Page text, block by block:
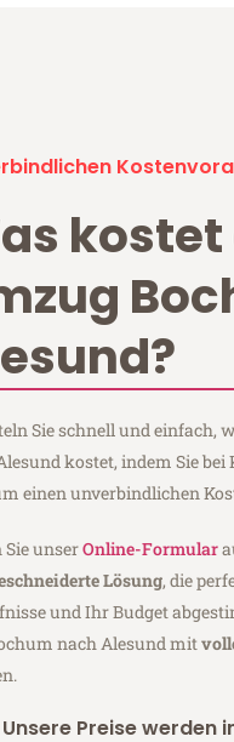
kostet
Sie schnell und einfach,
kostet, indem Sie
einen unverbindlichen
Sie unserOnline-Formular
Lösung, die
und Ihr Budget
nach Alesund mit
Unsere Preise werden